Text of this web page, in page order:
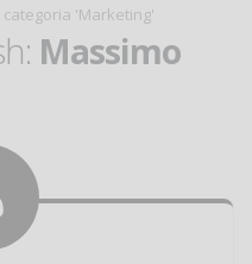
categoria 'Marketing'
Massimo